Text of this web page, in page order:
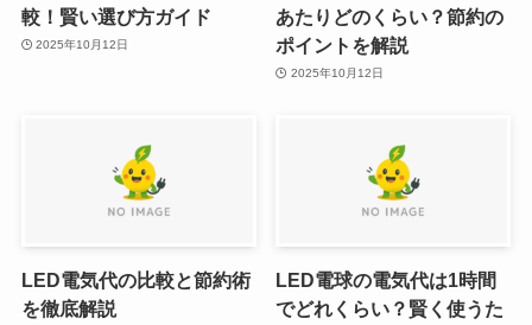
較！賢い選び方ガイド
2025年10月12日
あたりどのくらい？節約の
ポイントを解説
2025年10月12日
LED電気代の比較と節約術
を徹底解説
LED電球の電気代は1時間
でどれくらい？賢く使うた